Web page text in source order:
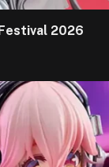
2026